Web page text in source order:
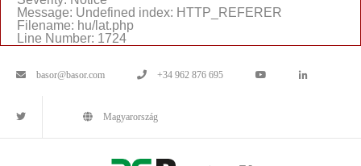
Message: Undefined index: HTTP_REFERER
Filename: hu/lat.php
Line Number: 1724
basor@basor.com +34 962 876 695
Magyarország